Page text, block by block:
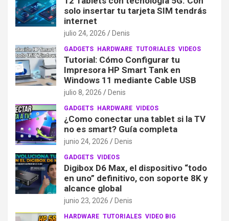
solo insertar tu tarjeta SIM tendrás
internet
julio 24, 2026 Denis
GADGETS HARDWARE TUTORIALES VIDEOS
Tutorial: Cómo Configurar tu
Impresora HP Smart Tank en
Windows 11 mediante Cable USB
julio 8, 2026 Denis
GADGETS HARDWARE VIDEOS
¿Como conectar una tablet si la TV
no es smart? Guía completa
junio 24, 2026 Denis
GADGETS VIDEOS
Digibox D6 Max, el dispositivo “todo
en uno” definitivo, con soporte 8K y
alcance global
junio 23, 2026 Denis
HARDWARE TUTORIALES VIDEO BIG